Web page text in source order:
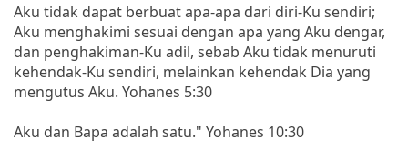
Aku tidak dapat berbuat apa-apa dari diri-Ku sendiri;
Aku menghakimi sesuai dengan apa yang Aku dengar,
dan penghakiman-Ku adil, sebab Aku tidak menuruti
kehendak-Ku sendiri, melainkan kehendak Dia yang
mengutus Aku. Yohanes 5:30
Aku dan Bapa adalah satu." Yohanes 10:30